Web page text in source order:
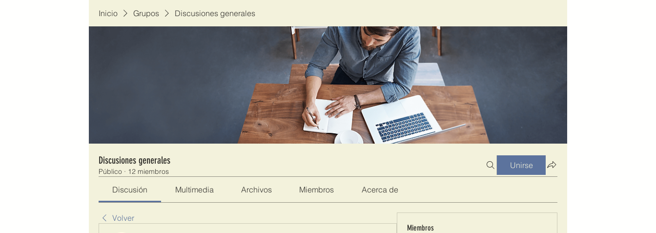
Inicio Grupos Discusiones generales
Discusiones generales
Público · 12 miembros
Unirse
Discusión Multimedia Archivos Miembros Acerca de
Volver
Miembros